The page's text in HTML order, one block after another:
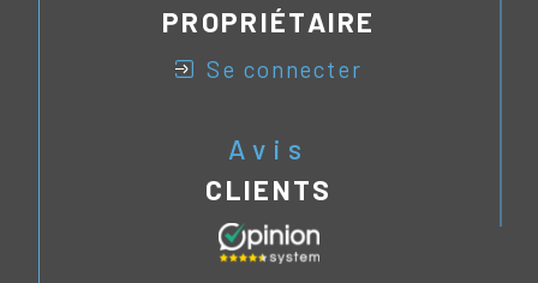
PROPRIÉTAIRE
se connecter
Avis
CLIENTS